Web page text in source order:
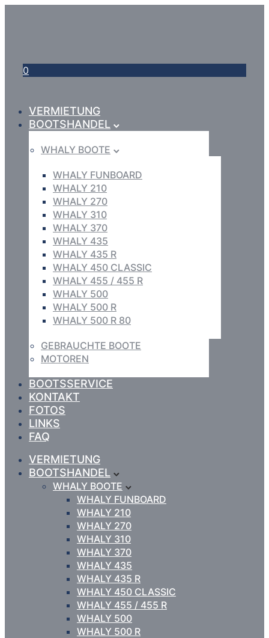
0
VERMIETUNG
BOOTSHANDEL
WHALY BOOTE
WHALY FUNBOARD
WHALY 210
WHALY 270
WHALY 310
WHALY 370
WHALY 435
WHALY 435 R
WHALY 450 CLASSIC
WHALY 455 / 455 R
WHALY 500
WHALY 500 R
WHALY 500 R 80
GEBRAUCHTE BOOTE
MOTOREN
BOOTSSERVICE
KONTAKT
FOTOS
LINKS
FAQ
VERMIETUNG
BOOTSHANDEL
WHALY BOOTE
WHALY FUNBOARD
WHALY 210
WHALY 270
WHALY 310
WHALY 370
WHALY 435
WHALY 435 R
WHALY 450 CLASSIC
WHALY 455 / 455 R
WHALY 500
WHALY 500 R